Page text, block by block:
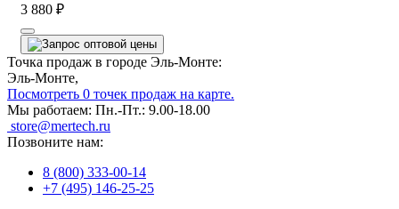
3 880 ₽
Точка продаж в городе Эль-Монте:
Эль-Монте,
Посмотреть 0 точек продаж на карте.
Мы работаем: Пн.-Пт.: 9.00-18.00
store@mertech.ru
Позвоните нам:
8 (800) 333-00-14
+7 (495) 146-25-25